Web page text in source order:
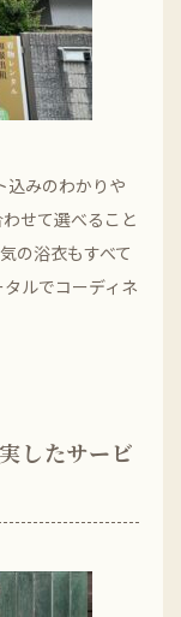
込みのわかりや
せて選べること
の浴衣もすべて
ルでコーディネ
したサービ